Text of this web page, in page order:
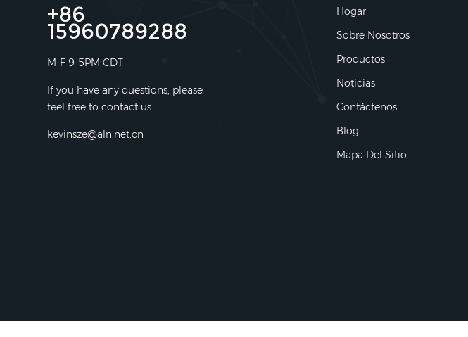
+86
15960789288
M-F 9-5PM CDT
If you have any questions, please
feel free to contact us.
kevinsze@aln.net.cn
Hogar
Sobre Nosotros
Productos
Noticias
Contáctenos
Blog
Mapa Del Sitio